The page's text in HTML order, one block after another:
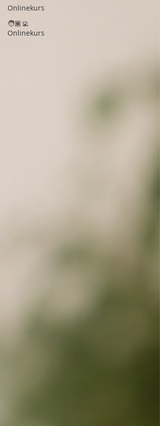
Onlinekurs
🧑🏾‍💻
Onlinekurs